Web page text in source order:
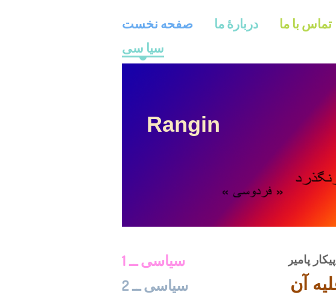
صفحه نخست دربارۀ ما تماس با ما
سیا سی
Rangin
سیاسی ــ 1
سیاسی ــ 2
پیکار پامیر
آن